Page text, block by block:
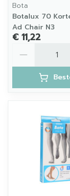
Bota
Botalux 70
Ad Chair N3
€ 11,22